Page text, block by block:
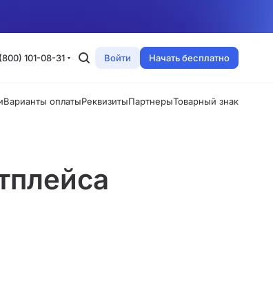
101-08-31 Войти Начать бесплатно
Варианты оплатыРеквизитыПартнерыТоварный знак